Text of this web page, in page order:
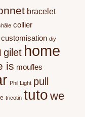
bracelet
collier
customisation diy
gilet home
is moufles
Phil Light pull
tricotin tuto we